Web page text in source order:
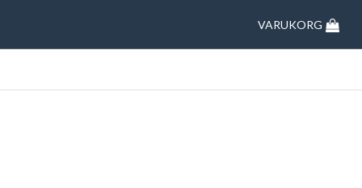
VARUKORG